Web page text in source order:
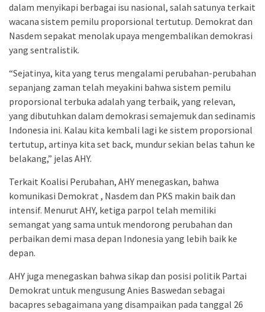
dalam menyikapi berbagai isu nasional, salah satunya terkait
wacana sistem pemilu proporsional tertutup. Demokrat dan
Nasdem sepakat menolak upaya mengembalikan demokrasi
yang sentralistik.
“Sejatinya, kita yang terus mengalami perubahan-perubahan
sepanjang zaman telah meyakini bahwa sistem pemilu
proporsional terbuka adalah yang terbaik, yang relevan,
yang dibutuhkan dalam demokrasi semajemuk dan sedinamis
Indonesia ini. Kalau kita kembali lagi ke sistem proporsional
tertutup, artinya kita set back, mundur sekian belas tahun ke
belakang,” jelas AHY.
Terkait Koalisi Perubahan, AHY menegaskan, bahwa
komunikasi Demokrat , Nasdem dan PKS makin baik dan
intensif. Menurut AHY, ketiga parpol telah memiliki
semangat yang sama untuk mendorong perubahan dan
perbaikan demi masa depan Indonesia yang lebih baik ke
depan.
AHY juga menegaskan bahwa sikap dan posisi politik Partai
Demokrat untuk mengusung Anies Baswedan sebagai
bacapres sebagaimana yang disampaikan pada tanggal 26